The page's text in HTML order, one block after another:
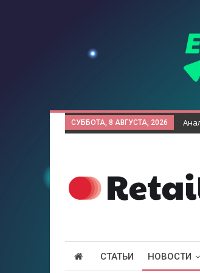
СУББОТА, 8 АВГУСТА, 2026
СТАТЬИ НОВОСТИ